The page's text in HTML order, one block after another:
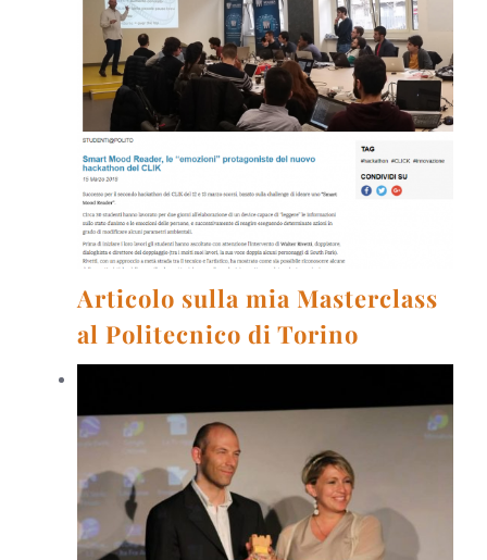
Articolo sulla mia Masterclass
al Politecnico di Torino